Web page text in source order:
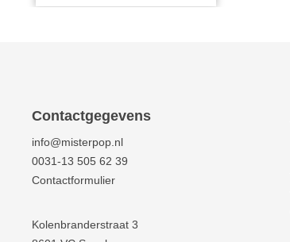
het produceren van
en snackbars. Door de
unieke samenstelling van
dit product is Better bakolie
onmisbaar in iedere
plantaardig.Bevat minder
dan 30% verzadigde
Contactgegevens
info@misterpop.nl
0031-13 505 62 39
Contactformulier
Kolenbranderstraat 3